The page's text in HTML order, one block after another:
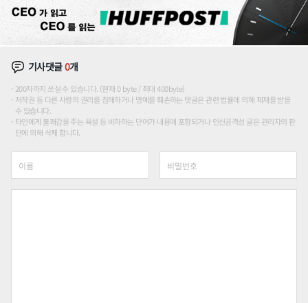
기사댓글0개
200자까지 쓰실 수 있습니다. (현재 0 byte / 최대 400byte)
저작권 등 다른 사람의 권리를 침해하거나 명예를 훼손하는 댓글은 관련 법률에 의해 제재를 받을
수 있습니다.
타인에게 불쾌감을 주는 욕설 등 비하하는 단어가 내용에 포함되거나 인신공격성 글은 관리자의 판
단에 의해 삭제 합니다.